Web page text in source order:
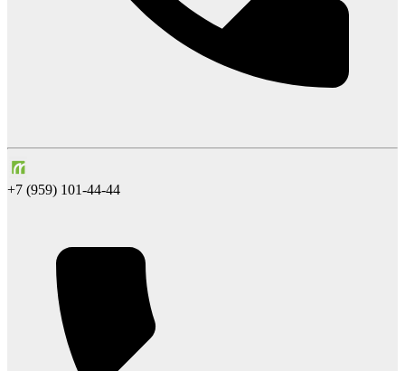
+7 (959) 101-44-44